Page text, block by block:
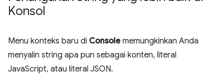
Konsol
Menu konteks baru di Console memungkinkan Anda
menyalin string apa pun sebagai konten, literal
JavaScript, atau literal JSON.